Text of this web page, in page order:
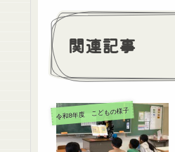
関連記事
令和8年度 こどもの様子